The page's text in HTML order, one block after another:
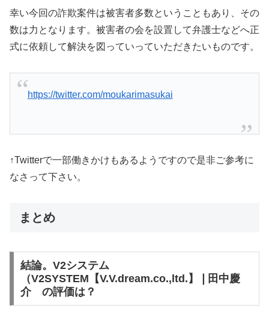
幸い今回の詐欺案件は被害者多数ということもあり、その
数は力となります。被害者の会を設置して弁護士などへ正
式に依頼して解決を図っていっていただきたいものです。
https://twitter.com/moukarimasukai
↑Twitterで一部働きかけもあるようですので是非ご参考に
なさって下さい。
まとめ
結論。V2システム
（V2SYSTEM【V.V.dream.co.,ltd.】❘田中慶
介 の評価は？